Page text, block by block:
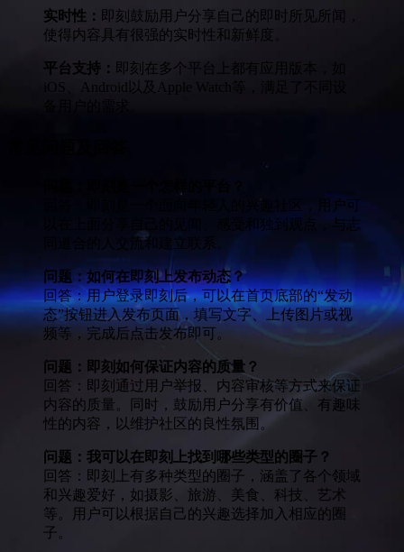
实时性： 即刻鼓励用户分享自己的即时所见所闻，
使得内容具有很强的实时性和新鲜度。
平台支持： 即刻在多个平台上都有应用版本，如
iOS、Android以及Apple Watch等，满足了不同设
回答：即刻是一个面向年轻人的兴趣社区，用户可
以在上面分享自己的见闻、感受和独到观点，与志
同道合的人交流和建立联系。
问题：如何在即刻上发布动态？
回答：用户登录即刻后，可以在首页底部的“发动
态”按钮进入发布页面，填写文字、上传图片或视
频等，完成后点击发布即可。
问题：即刻如何保证内容的质量？
回答：即刻通过用户举报、内容审核等方式来保证
内容的质量。同时，鼓励用户分享有价值、有趣味
性的内容，以维护社区的良性氛围。
问题：我可以在即刻上找到哪些类型的圈子？
回答：即刻上有多种类型的圈子，涵盖了各个领域
和兴趣爱好，如摄影、旅游、美食、科技、艺术
等。用户可以根据自己的兴趣选择加入相应的圈
子。